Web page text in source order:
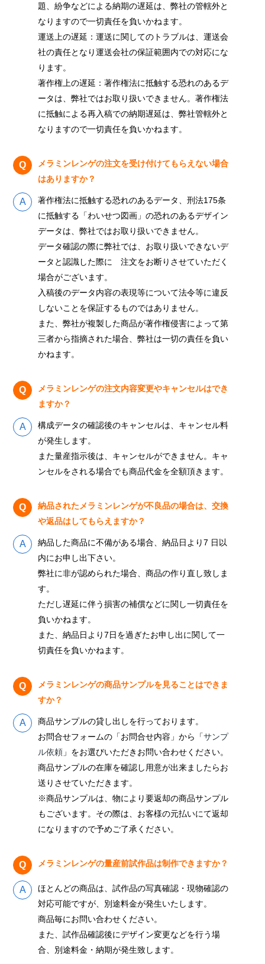
題、紛争などによる納期の遅延は、弊社の管轄外と
なりますので一切責任を負いかねます。
運送上の遅延：運送に関してのトラブルは、運送会
社の責任となり運送会社の保証範囲内での対応にな
ります。
著作権上の遅延：著作権法に抵触する恐れのあるデ
ータは、弊社ではお取り扱いできません。著作権法
に抵触による再入稿での納期遅延は、弊社管轄外と
なりますので一切責任を負いかねます。
メラミンレンゲの注文を受け付けてもらえない場合
はありますか？
著作権法に抵触する恐れのあるデータ、刑法175条
に抵触する「わいせつ図画」の恐れのあるデザイン
データは、弊社ではお取り扱いできません。
データ確認の際に弊社では、お取り扱いできないデ
ータと認識した際に 注文をお断りさせていただく
場合がございます。
入稿後のデータ内容の表現等について法令等に違反
しないことを保証するものではありません。
また、弊社が複製した商品が著作権侵害によって第
三者から指摘された場合、弊社は一切の責任を負い
かねます。
メラミンレンゲの注文内容変更やキャンセルはでき
ますか？
構成データの確認後のキャンセルは、キャンセル料
が発生します。
また量産指示後は、キャンセルができません。キャ
ンセルをされる場合でも商品代金を全額頂きます。
納品されたメラミンレンゲが不良品の場合は、交換
や返品はしてもらえますか？
納品した商品に不備がある場合、納品日より7 日以
内にお申し出下さい。
弊社に非が認められた場合、商品の作り直し致しま
す。
ただし遅延に伴う損害の補償などに関し一切責任を
負いかねます。
また、納品日より7日を過ぎたお申し出に関して一
切責任を負いかねます。
メラミンレンゲの商品サンプルを見ることはできま
すか？
商品サンプルの貸し出しを行っております。
お問合せフォームの「お問合せ内容」から「サンプ
ル依頼 」をお選びいただきお問い合わせください。
商品サンプルの在庫を確認し用意が出来ましたらお
送りさせていただきます。
※商品サンプルは、物により要返却の商品サンプル
もございます。その際は、お客様の元払いにて返却
になりますので予めご了承ください。
メラミンレンゲの量産前試作品は制作できますか？
ほとんどの商品は、試作品の写真確認・現物確認の
対応可能ですが、別途料金が発生いたします。
商品毎にお問い合わせください。
また、試作品確認後にデザイン変更などを行う場
合、別途料金・納期が発生致します。